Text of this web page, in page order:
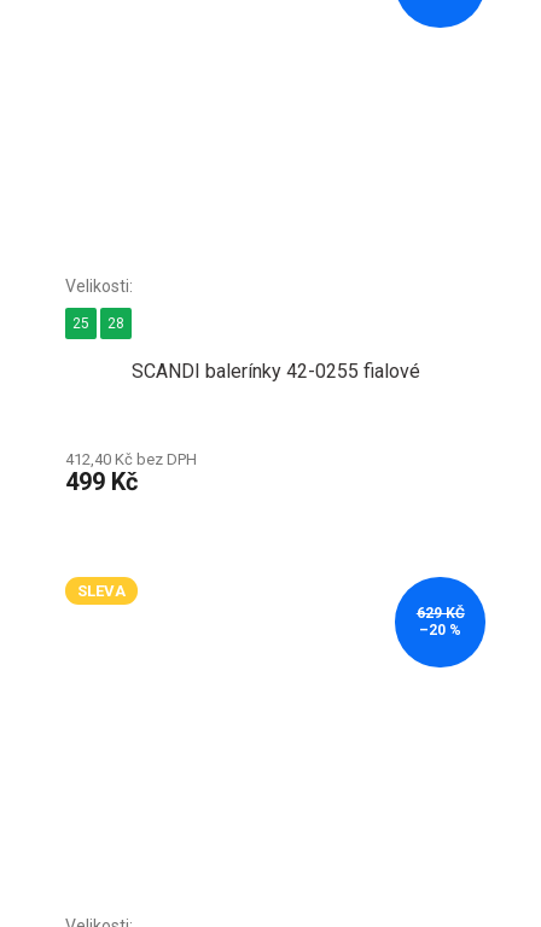
SCANDI balerínky 42-0255 fialové
412,40 Kč bez DPH
499 Kč
25 28
SLEVA
629 KČ
–20 %